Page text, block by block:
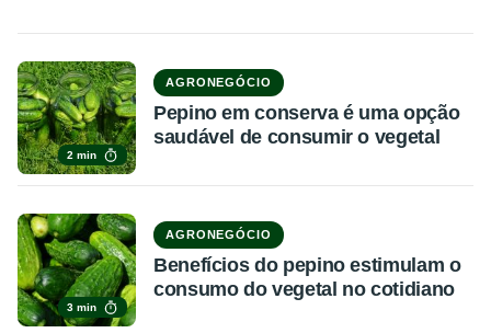
2 min
AGRONEGÓCIO
Pepino em conserva é uma opção
saudável de consumir o vegetal
3 min
AGRONEGÓCIO
Benefícios do pepino estimulam o
consumo do vegetal no cotidiano